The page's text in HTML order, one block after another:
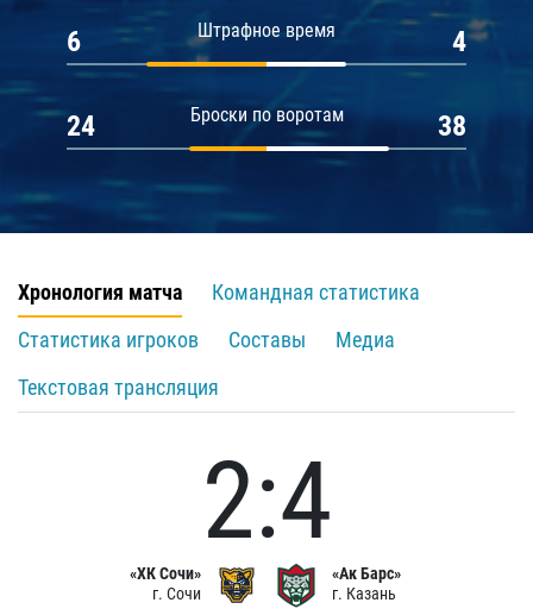
Штрафное время
6 4
Броски по воротам
24 38
Хронология матча
Командная статистика
Статистика игроков
Составы
Медиа
Текстовая трансляция
«ХК Сочи»
г. Сочи
2:4
«Ак Барс»
г. Казань